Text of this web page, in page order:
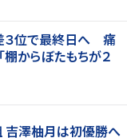
差３位で最終日へ 痛
からぼたもちが２
吉澤柚月は初優勝へ